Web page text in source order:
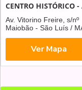
CENTRO HISTÓRICO
Av. Vitorino Freire, s/nº
Maiobão - São Luís /